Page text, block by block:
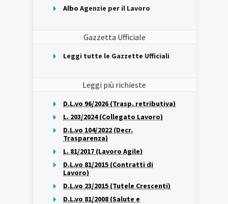
Albo Agenzie per il Lavoro
Gazzetta Ufficiale
Leggi tutte le Gazzette Ufficiali
Leggi più richieste
D.L.vo 96/2026 (Trasp. retributiva)
L. 203/2024 (Collegato Lavoro)
D.L.vo 104/2022 (Decr.
Trasparenza)
L. 81/2017 (Lavoro Agile)
D.L.vo 81/2015 (Contratti di
Lavoro)
D.L.vo 23/2015 (Tutele Crescenti)
D.L.vo 81/2008 (Salute e